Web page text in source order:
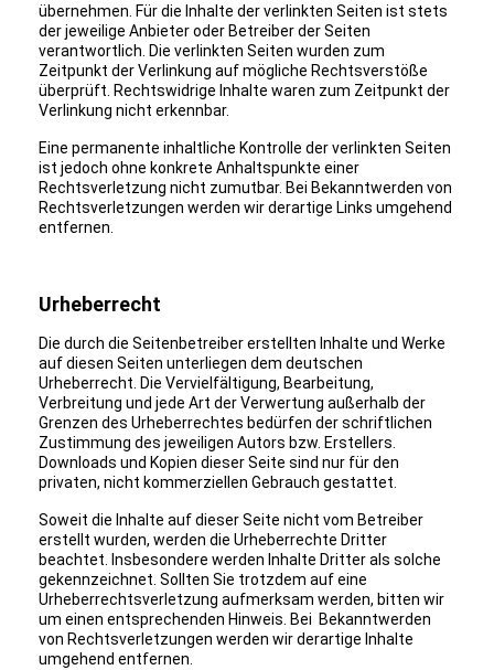
übernehmen. Für die Inhalte der verlinkten Seiten ist stets
der jeweilige Anbieter oder Betreiber der Seiten
verantwortlich. Die verlinkten Seiten wurden zum
Zeitpunkt der Verlinkung auf mögliche Rechtsverstöße
überprüft. Rechtswidrige Inhalte waren zum Zeitpunkt der
Verlinkung nicht erkennbar.
Eine permanente inhaltliche Kontrolle der verlinkten Seiten
ist jedoch ohne konkrete Anhaltspunkte einer
Rechtsverletzung nicht zumutbar. Bei Bekanntwerden von
Rechtsverletzungen werden wir derartige Links umgehend
entfernen.
Urheberrecht
Die durch die Seitenbetreiber erstellten Inhalte und Werke
auf diesen Seiten unterliegen dem deutschen
Urheberrecht. Die Vervielfältigung, Bearbeitung,
Verbreitung und jede Art der Verwertung außerhalb der
Grenzen des Urheberrechtes bedürfen der schriftlichen
Zustimmung des jeweiligen Autors bzw. Erstellers.
Downloads und Kopien dieser Seite sind nur für den
privaten, nicht kommerziellen Gebrauch gestattet.
Soweit die Inhalte auf dieser Seite nicht vom Betreiber
erstellt wurden, werden die Urheberrechte Dritter
beachtet. Insbesondere werden Inhalte Dritter als solche
gekennzeichnet. Sollten Sie trotzdem auf eine
Urheberrechtsverletzung aufmerksam werden, bitten wir
um einen entsprechenden Hinweis. Bei Bekanntwerden
von Rechtsverletzungen werden wir derartige Inhalte
umgehend entfernen.